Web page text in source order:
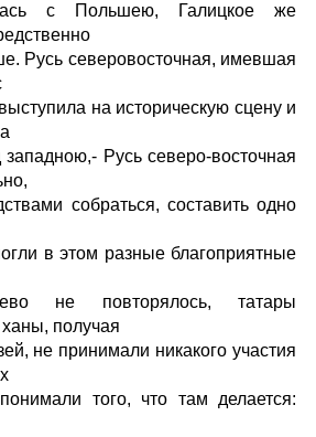
с Польшею, Галицкое же
Русь северовосточная, имевшая
на историческую сцену и
Русь северо-восточная
собраться, составить одно
в этом разные благоприятные
не повторялось, татары
получая
не принимали никакого участия
того, что там делается: